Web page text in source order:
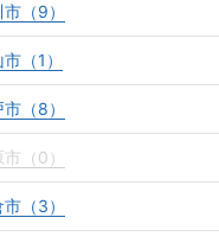
（9）
（1）
（8）
（0）
（3）